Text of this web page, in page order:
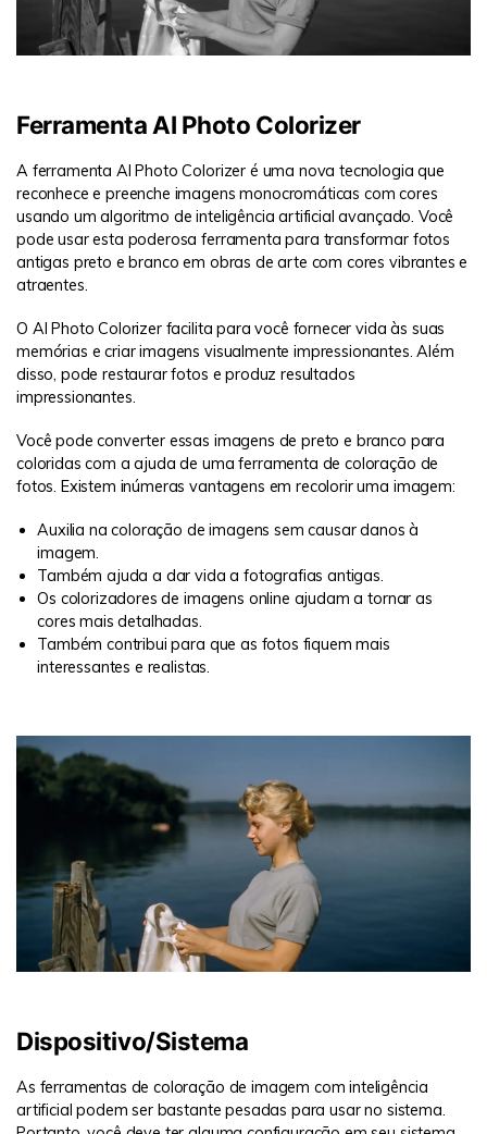
Ferramenta AI Photo Colorizer
A ferramenta AI Photo Colorizer é uma nova tecnologia que
reconhece e preenche imagens monocromáticas com cores
usando um algoritmo de inteligência artificial avançado. Você
pode usar esta poderosa ferramenta para transformar fotos
antigas preto e branco em obras de arte com cores vibrantes e
atraentes.
O AI Photo Colorizer facilita para você fornecer vida às suas
memórias e criar imagens visualmente impressionantes. Além
disso, pode restaurar fotos e produz resultados
impressionantes.
Você pode converter essas imagens de preto e branco para
coloridas com a ajuda de uma ferramenta de coloração de
fotos. Existem inúmeras vantagens em recolorir uma imagem:
Auxilia na coloração de imagens sem causar danos à
imagem.
Também ajuda a dar vida a fotografias antigas.
Os colorizadores de imagens online ajudam a tornar as
cores mais detalhadas.
Também contribui para que as fotos fiquem mais
interessantes e realistas.
Dispositivo/Sistema
As ferramentas de coloração de imagem com inteligência
artificial podem ser bastante pesadas para usar no sistema.